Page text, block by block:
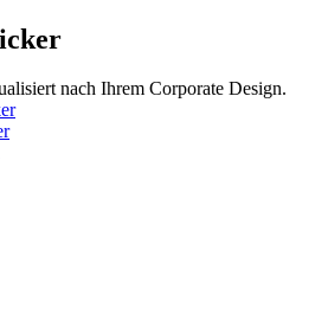
nach Ihrem Corporate Design.